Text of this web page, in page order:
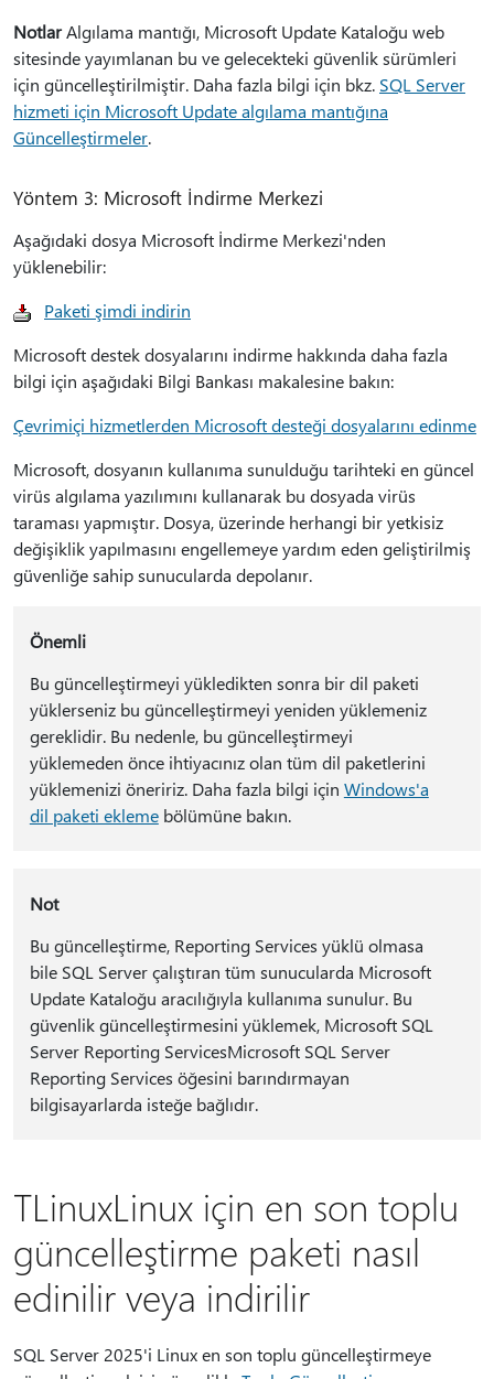
NotlarAlgılama mantığı, Microsoft Update Kataloğu web
sitesinde yayımlanan bu ve gelecekteki güvenlik sürümleri
için güncelleştirilmiştir. Daha fazla bilgi için bkz. SQL Server
hizmeti için Microsoft Update algılama mantığına
Güncelleştirmeler.
Yöntem 3: Microsoft İndirme Merkezi
Aşağıdaki dosya Microsoft İndirme Merkezi'nden
yüklenebilir:
Paketi şimdi indirin
Microsoft destek dosyalarını indirme hakkında daha fazla
bilgi için aşağıdaki Bilgi Bankası makalesine bakın:
Çevrimiçi hizmetlerden Microsoft desteği dosyalarını edinme
Microsoft, dosyanın kullanıma sunulduğu tarihteki en güncel
virüs algılama yazılımını kullanarak bu dosyada virüs
taraması yapmıştır. Dosya, üzerinde herhangi bir yetkisiz
değişiklik yapılmasını engellemeye yardım eden geliştirilmiş
güvenliğe sahip sunucularda depolanır.
Önemli
Bu güncelleştirmeyi yükledikten sonra bir dil paketi
yüklerseniz bu güncelleştirmeyi yeniden yüklemeniz
gereklidir. Bu nedenle, bu güncelleştirmeyi
yüklemeden önce ihtiyacınız olan tüm dil paketlerini
yüklemenizi öneririz. Daha fazla bilgi için Windows'a
dil paketi eklemebölümüne bakın.
Not
Bu güncelleştirme, Reporting Services yüklü olmasa
bile SQL Server çalıştıran tüm sunucularda Microsoft
Update Kataloğu aracılığıyla kullanıma sunulur. Bu
güvenlik güncelleştirmesini yüklemek, Microsoft SQL
Server Reporting ServicesMicrosoft SQL Server
Reporting Services öğesini barındırmayan
bilgisayarlarda isteğe bağlıdır.
TLinuxLinux için en son toplu
güncelleştirme paketi nasıl
edinilir veya indirilir
SQL Server 2025'i Linux en son toplu güncelleştirmeye